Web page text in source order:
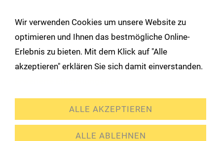
Navigation öffnen
Wir verwenden Cookies um unsere Website zu
optimieren und Ihnen das bestmögliche Online-
Erlebnis zu bieten. Mit dem Klick auf "Alle
akzeptieren" erklären Sie sich damit einverstanden.
ALLE AKZEPTIEREN
ALLE ABLEHNEN